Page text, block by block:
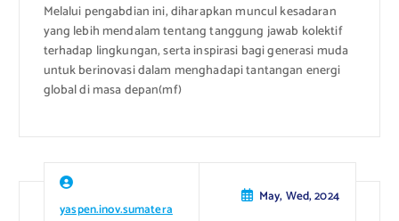
Melalui pengabdian ini, diharapkan muncul kesadaran
yang lebih mendalam tentang tanggung jawab kolektif
terhadap lingkungan, serta inspirasi bagi generasi muda
untuk berinovasi dalam menghadapi tantangan energi
global di masa depan(mf)
yaspen.inov.sumatera
May, Wed, 2024